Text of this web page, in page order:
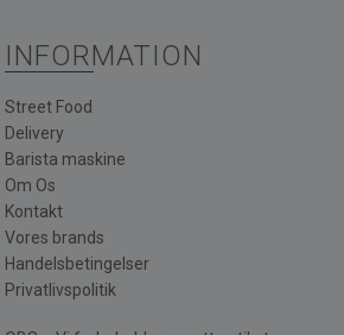
INFORMATION
Street Food
Delivery
Barista maskine
Om Os
Kontakt
Vores brands
Handelsbetingelser
Privatlivspolitik